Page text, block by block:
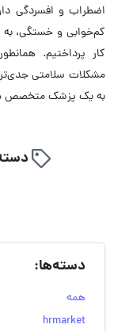
اضطراب و افسردگی
کم‌خوابی و خستگی، به
کار پرداختیم.
مشکلات سلامتی
به یک پزشک متخصص
دسته‌ها:
همه
hrmarket